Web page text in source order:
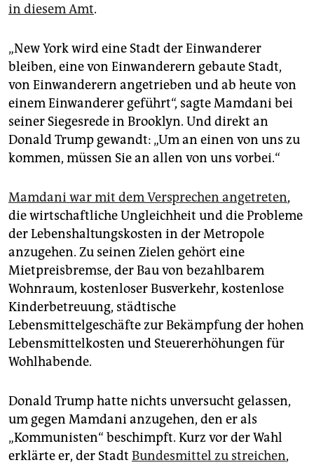
in diesem Amt.
„New York wird eine Stadt der Einwanderer
bleiben, eine von Einwanderern gebaute Stadt,
von Einwanderern angetrieben und ab heute von
einem Einwanderer geführt“, sagte Mamdani bei
seiner Siegesrede in Brooklyn. Und direkt an
Donald Trump gewandt: „Um an einen von uns zu
kommen, müssen Sie an allen von uns vorbei.“
Mamdani war mit dem Versprechen angetreten,
die wirtschaftliche Ungleichheit und die Probleme
der Lebenshaltungskosten in der Metropole
anzugehen. Zu seinen Zielen gehört eine
Mietpreisbremse, der Bau von bezahlbarem
Wohnraum, kostenloser Busverkehr, kostenlose
Kinderbetreuung, städtische
Lebensmittelgeschäfte zur Bekämpfung der hohen
Lebensmittelkosten und Steuererhöhungen für
Wohlhabende.
Donald Trump hatte nichts unversucht gelassen,
um gegen Mamdani anzugehen, den er als
„Kommunisten“ beschimpft. Kurz vor der Wahl
erklärte er, der Stadt Bundesmittel zu streichen,